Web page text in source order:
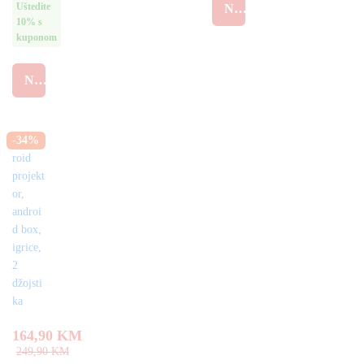
STRA
US
AUST
400A
CO2
plin +
zavari
vanje
no
4.
40
od
Uštedite
10% s
kuponom
NARUČI
NARUČI
-34%
164,90 KM
249,90KM